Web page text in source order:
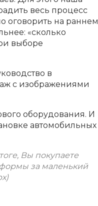
весь процесс
оговорить на раннем
«сколько
выборе
в
с изображениями
оборудования. И
автомобильных
Вы покупаете
за маленький